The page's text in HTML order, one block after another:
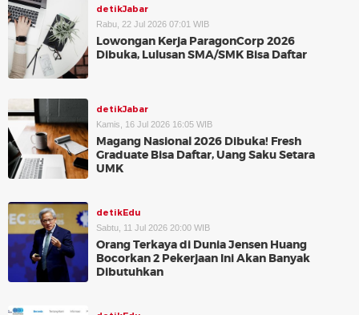
detikJabar
Rabu, 22 Jul 2026 07:01 WIB
Lowongan Kerja ParagonCorp 2026
Dibuka, Lulusan SMA/SMK Bisa Daftar
detikJabar
Kamis, 16 Jul 2026 16:05 WIB
Magang Nasional 2026 Dibuka! Fresh
Graduate Bisa Daftar, Uang Saku Setara
UMK
detikEdu
Sabtu, 11 Jul 2026 20:00 WIB
Orang Terkaya di Dunia Jensen Huang
Bocorkan 2 Pekerjaan Ini Akan Banyak
Dibutuhkan